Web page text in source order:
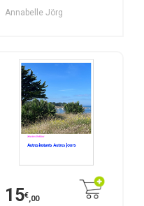
Annabelle Jörg
15€,00